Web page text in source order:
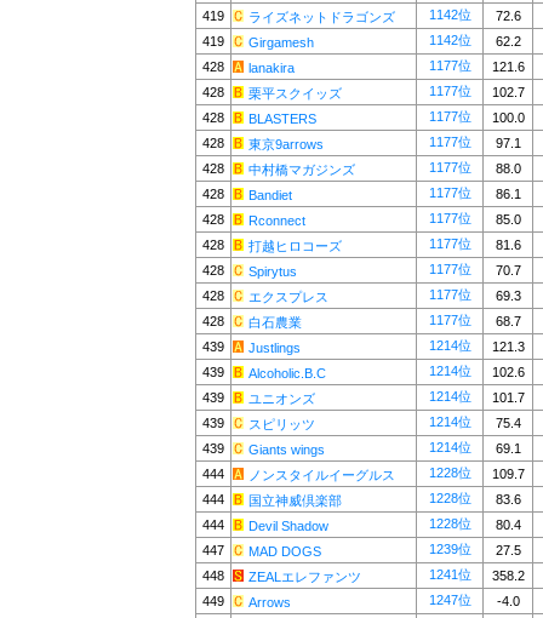
419
ライズネットドラゴンズ 1142位
72.6
419
Girgamesh 1142位
62.2
428
lanakira 1177位
121.6
428
栗平スクイッズ 1177位
102.7
428
BLASTERS 1177位
100.0
428
東京9arrows 1177位
97.1
428
中村橋マガジンズ 1177位
88.0
428
Bandiet 1177位
86.1
428
Rconnect 1177位
85.0
428
打越ヒロコーズ 1177位
81.6
428
Spirytus 1177位
70.7
428
エクスプレス 1177位
69.3
428
白石農業 1177位
68.7
439
Justlings 1214位
121.3
439
Alcoholic.B.C 1214位
102.6
439
ユニオンズ 1214位
101.7
439
スピリッツ 1214位
75.4
439
Giants wings 1214位
69.1
444
ノンスタイルイーグルス 1228位
109.7
444
国立神威倶楽部 1228位
83.6
444
Devil Shadow 1228位
80.4
447
MAD DOGS 1239位
27.5
448
ZEALエレファンツ 1241位
358.2
449
Arrows 1247位
-4.0